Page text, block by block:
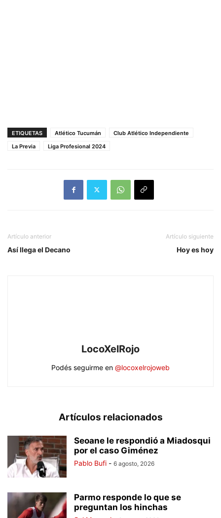
ETIQUETAS Atlético Tucumán
Club Atlético Independiente
La Previa
Liga Profesional 2024
Artículo anterior
Así llega el Decano
Artículo siguiente
Hoy es hoy
LocoXelRojo
Podés seguirme en @locoxelrojoweb
Artículos relacionados
Seoane le respondió a Miadosqui
por el caso Giménez
Pablo Bufi - 6 agosto, 2026
Parmo responde lo que se
preguntan los hinchas